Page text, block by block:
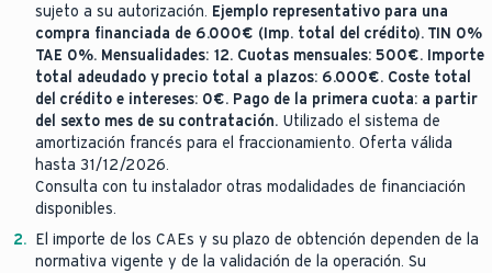
sujeto a su autorización. Ejemplo representativo para una
compra financiada de 6.000€ (Imp. total del crédito). TIN 0%
TAE 0%. Mensualidades: 12. Cuotas mensuales: 500€. Importe
total adeudado y precio total a plazos: 6.000€. Coste total
del crédito e intereses: 0€. Pago de la primera cuota: a partir
del sexto mes de su contratación. Utilizado el sistema de
amortización francés para el fraccionamiento. Oferta válida
hasta 31/12/2026.
Consulta con tu instalador otras modalidades de financiación
disponibles.
2. El importe de los CAEs y su plazo de obtención dependen de la
normativa vigente y de la validación de la operación. Su